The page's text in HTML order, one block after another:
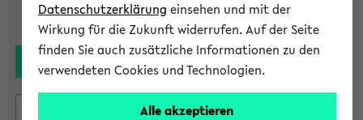
Datenschutzerklärung einsehen und mit der
Wirkung für die Zukunft widerrufen. Auf der Seite
finden Sie auch zusätzliche Informationen zu den
verwendeten Cookies und Technologien.
Alle akzeptieren